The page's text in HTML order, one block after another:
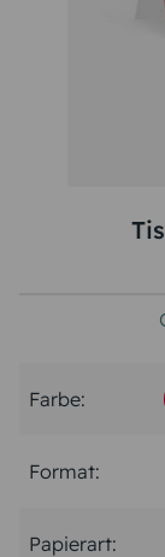
Farbe:
Format:
Papierart: